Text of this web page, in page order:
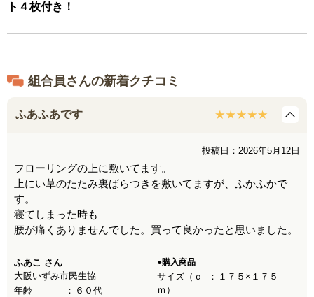
ト４枚付き！
組合員さんの新着クチコミ
ふあふあです
投稿日：2026年5月12日
フローリングの上に敷いてます。
上にい草のたたみ裏ばらつきを敷いてますが、ふかふかで
す。
寝てしまった時も
腰が痛くありませんでした。買って良かったと思いました。
ふあこ さん
大阪いずみ市民生協
年齢
６０代
●購入商品
サイズ（ｃ
ｍ）
１７５×１７５